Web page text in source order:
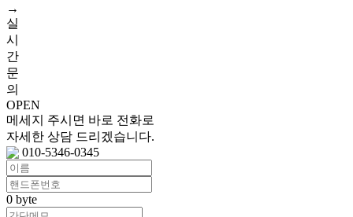
→
실
시
간
문
의
OPEN
메세지 주시면 바로 전화로
자세한 상담 드리겠습니다.
010-5346-0345
0 byte